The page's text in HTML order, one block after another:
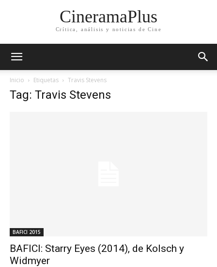
CineramaPlus
Crítica, análisis y noticias de Cine
Inicio Etiquetas Travis Stevens
Tag: Travis Stevens
BAFICI 2015
BAFICI: Starry Eyes (2014), de Kolsch y
Widmyer